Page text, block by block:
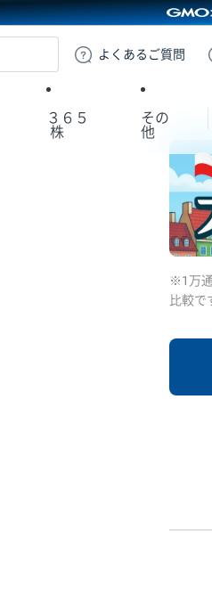
GMOクリック証券
よくある ご質問
３６５
株
その
他
※1万
比較で